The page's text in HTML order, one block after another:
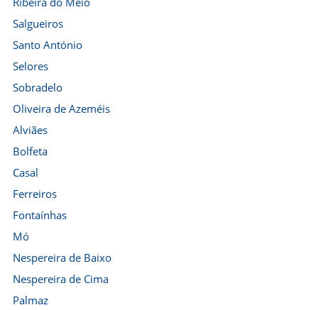
Salgueiros
Santo António
Selores
Sobradelo
Oliveira de Azeméis
Alviães
Bolfeta
Casal
Ferreiros
Fontaínhas
Mó
Nespereira de Baixo
Nespereira de Cima
Palmaz